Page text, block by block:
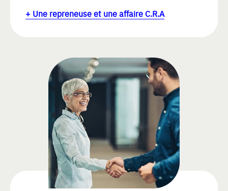
+ Une repreneuse et une affaire C.R.A